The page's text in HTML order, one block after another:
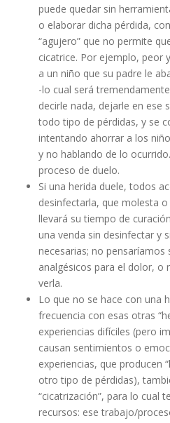
puede quedar sin
o elaborar dicha pérdida,
“agujero” que no permite
cicatrice. Por ejemplo, peor
a un niño que su padre le
-lo cual será
decirle nada, dejarle en ese
todo tipo de pérdidas, y se
intentando ahorrar a los
y no hablando de lo
proceso de duelo.
Si una herida duele, todos
desinfectarla, que molesta
llevará su tiempo de
una venda sin desinfectar y
necesarias; no
analgésicos para el dolor,
verla.
Lo que no se hace con una
frecuencia con esas otras
experiencias difíciles (pero
causan sentimientos o
experiencias, que producen
otro tipo de pérdidas),
“cicatrización”, para lo cual
recursos: ese trabajo/